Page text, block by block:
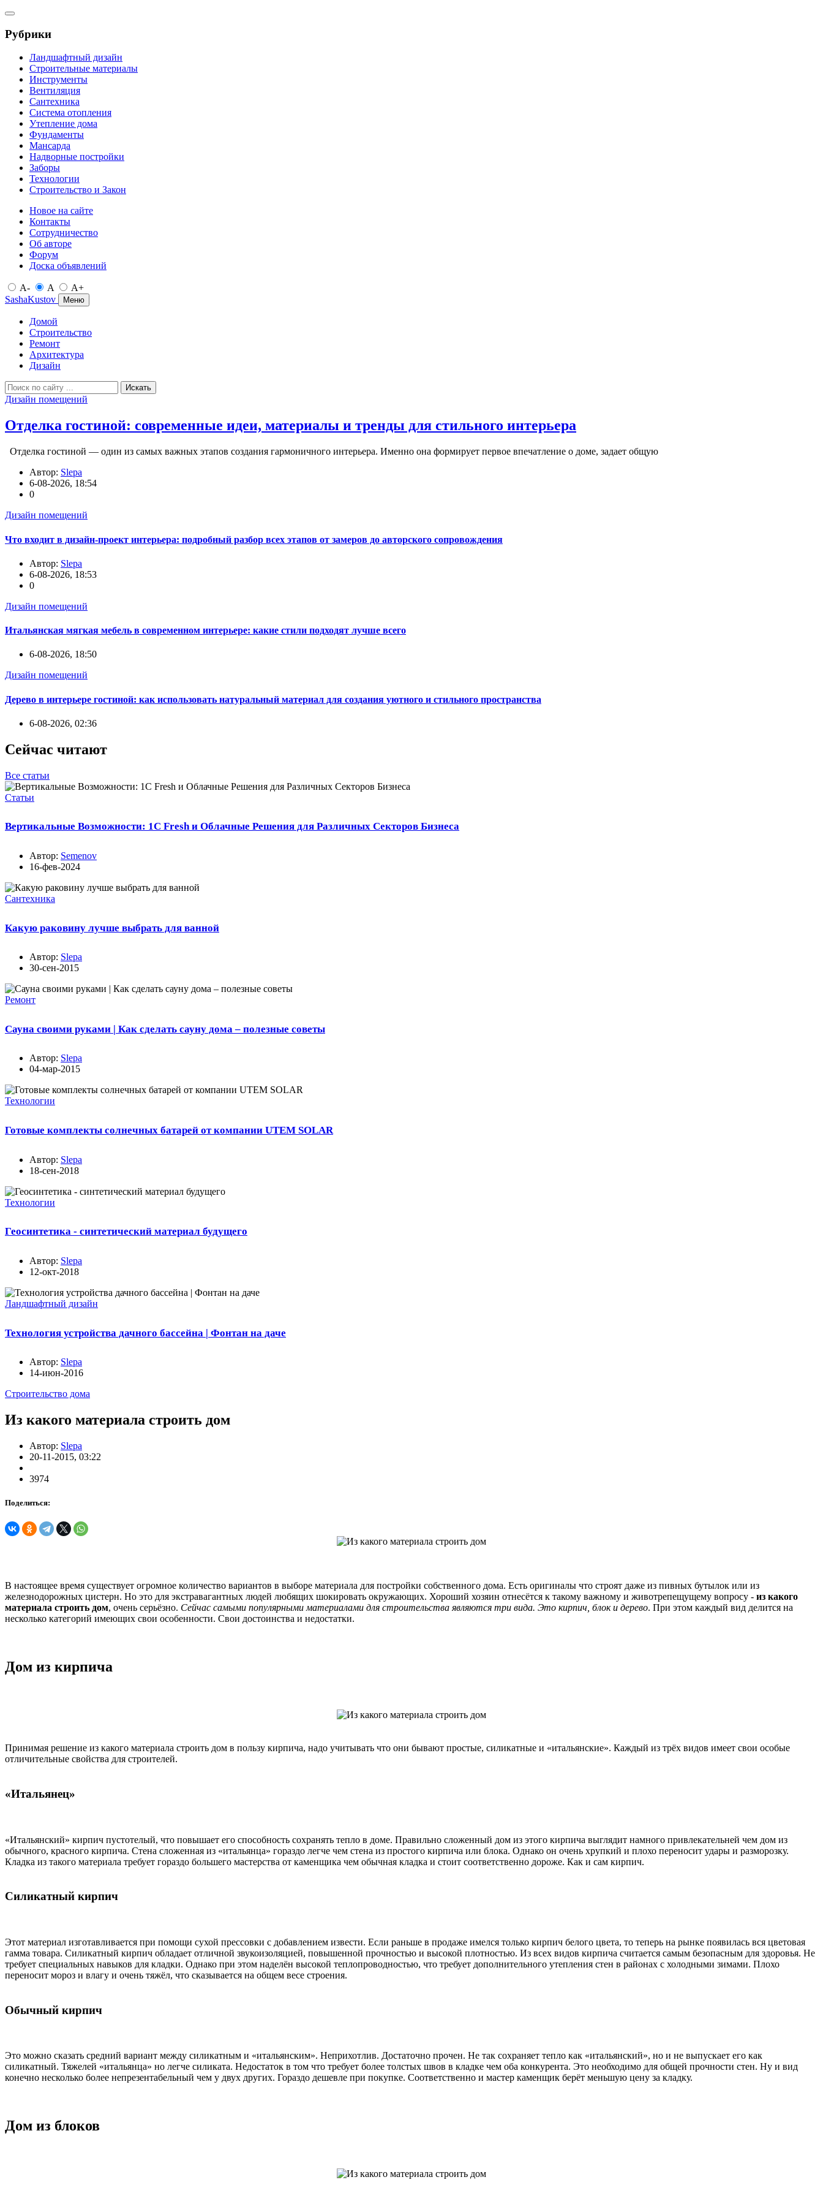
Рубрики
Ландшафтный дизайн
Строительные материалы
Инструменты
Вентиляция
Сантехника
Система отопления
Утепление дома
Фундаменты
Мансарда
Надворные постройки
Заборы
Технологии
Строительство и Закон
Новое на сайте
Контакты
Сотрудничество
Об авторе
Форум
Доска объявлений
A- A
A+
SashaKustov
Меню
Домой
Строительство
Ремонт
Архитектура
Дизайн
Искать
Дизайн помещений
Отделка гостиной: современные идеи, материалы и тренды для стильного интерьера
Отделка гостиной — один из самых важных этапов создания гармоничного интерьера. Именно она формирует первое впечатление о доме, задает общую
Автор: Slepa
6-08-2026, 18:54
0
Дизайн помещений
Что входит в дизайн-проект интерьера: подробный разбор всех этапов от замеров до авторского сопровождения
Автор: Slepa
6-08-2026, 18:53
0
Дизайн помещений
Итальянская мягкая мебель в современном интерьере: какие стили подходят лучше всего
6-08-2026, 18:50
Дизайн помещений
Дерево в интерьере гостиной: как использовать натуральный материал для создания уютного и стильного пространства
6-08-2026, 02:36
Сейчас читают
Все статьи
Статьи
Вертикальные Возможности: 1С Fresh и Облачные Решения для Различных Секторов Бизнеса
Автор: Semenov
16-фев-2024
Сантехника
Какую раковину лучше выбрать для ванной
Автор: Slepa
30-сен-2015
Ремонт
Сауна своими руками | Как сделать сауну дома – полезные советы
Автор: Slepa
04-мар-2015
Технологии
Готовые комплекты солнечных батарей от компании UTEM SOLAR
Автор: Slepa
18-сен-2018
Технологии
Геосинтетика - синтетический материал будущего
Автор: Slepa
12-окт-2018
Ландшафтный дизайн
Технология устройства дачного бассейна | Фонтан на даче
Автор: Slepa
14-июн-2016
Строительство дома
Из какого материала строить дом
Автор: Slepa
20-11-2015, 03:22
3974
Поделиться:
В настоящее время существует огромное количество вариантов в выборе материала для постройки собственного дома. Есть оригиналы что строят даже из пивных бутылок или из
железнодорожных цистерн. Но это для экстравагантных людей любящих шокировать окружающих. Хороший хозяин отнесётся к такому важному и животрепещущему вопросу - из какого
материала строить дом, очень серьёзно. Сейчас самыми популярными материалами для строительства являются три вида. Это кирпич, блок и дерево. При этом каждый вид делится на
несколько категорий имеющих свои особенности. Свои достоинства и недостатки.
Дом из кирпича
Принимая решение из какого материала строить дом в пользу кирпича, надо учитывать что они бывают простые, силикатные и «итальянские». Каждый из трёх видов имеет свои особые
отличительные свойства для строителей.
«Итальянец»
«Итальянский» кирпич пустотелый, что повышает его способность сохранять тепло в доме. Правильно сложенный дом из этого кирпича выглядит намного привлекательней чем дом из
обычного, красного кирпича. Стена сложенная из «итальянца» гораздо легче чем стена из простого кирпича или блока. Однако он очень хрупкий и плохо переносит удары и разморозку.
Кладка из такого материала требует гораздо большего мастерства от каменщика чем обычная кладка и стоит соответственно дороже. Как и сам кирпич.
Силикатный кирпич
Этот материал изготавливается при помощи сухой прессовки с добавлением извести. Если раньше в продаже имелся только кирпич белого цвета, то теперь на рынке появилась вся цветовая
гамма товара. Силикатный кирпич обладает отличной звукоизоляцией, повышенной прочностью и высокой плотностью. Из всех видов кирпича считается самым безопасным для здоровья. Не
требует специальных навыков для кладки. Однако при этом наделён высокой теплопроводностью, что требует дополнительного утепления стен в районах с холодными зимами. Плохо
переносит мороз и влагу и очень тяжёл, что сказывается на общем весе строения.
Обычный кирпич
Это можно сказать средний вариант между силикатным и «итальянским». Неприхотлив. Достаточно прочен. Не так сохраняет тепло как «итальянский», но и не выпускает его как
силикатный. Тяжелей «итальянца» но легче силиката. Недостаток в том что требует более толстых швов в кладке чем оба конкурента. Это необходимо для общей прочности стен. Ну и вид
конечно несколько более непрезентабельный чем у двух других. Гораздо дешевле при покупке. Соответственно и мастер каменщик берёт меньшую цену за кладку.
Дом из блоков